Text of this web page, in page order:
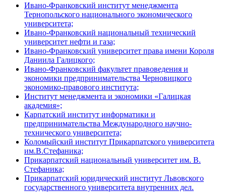
Ивано-Франковский институт менеджмента
Тернопольского национального экономического
университета;
Ивано-Франковский национальный технический
университет нефти и газа;
Ивано-Франковский университет права имени Короля
Даниила Галицкого;
Ивано-Франковский факультет правоведения и
экономики предпринимательства Черновицкого
экономико-правового института;
Институт менеджмента и экономики «Галицкая
академия»;
Карпатский институт информатики и
предпринимательства Международного научно-
технического университета;
Коломыйский институт Прикарпатского университета
им.В.Стефаника;
Прикарпатский национальный университет им. В.
Стефаника;
Прикарпатский юридический институт Львовского
государственного университета внутренних дел.